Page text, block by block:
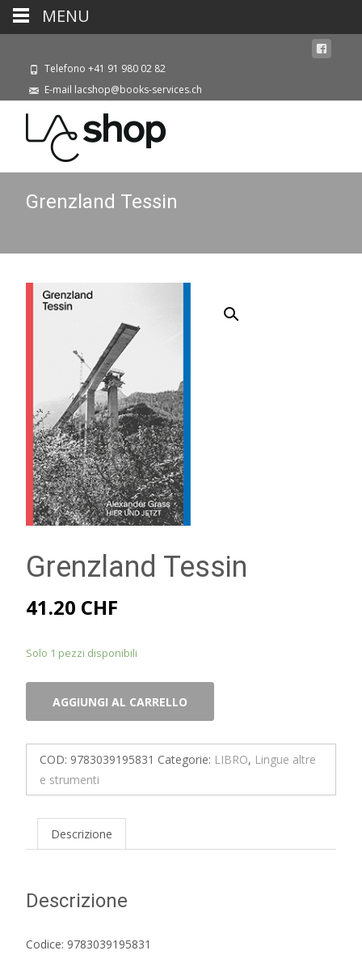
Telefono +41 91 980 02 82
E-mail lacshop@books-services.ch
Grenzland Tessin
Grenzland Tessin
41.20 CHF
Solo 1 pezzi disponibili
Tessin
AGGIUNGI AL CARRELLO
COD: 9783039195831 Categorie: LIBRO, Lingue altre
e strumenti
Descrizione
Descrizione
Codice: 9783039195831
MENU